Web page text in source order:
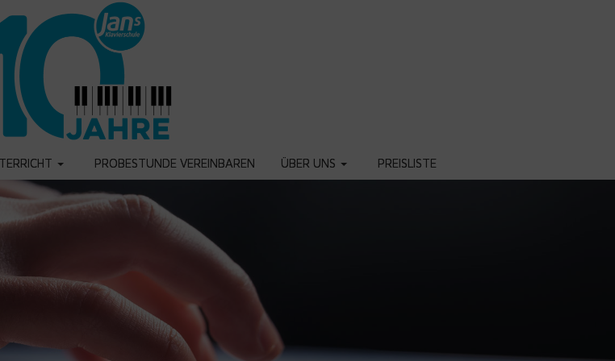
PROBESTUNDE VEREINBAREN ÜBER UNS PREISLISTE